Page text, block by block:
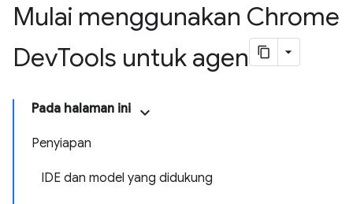
Mulai menggunakan Chrome
DevTools untuk agen
Pada halaman ini
Penyiapan
IDE dan model yang didukung